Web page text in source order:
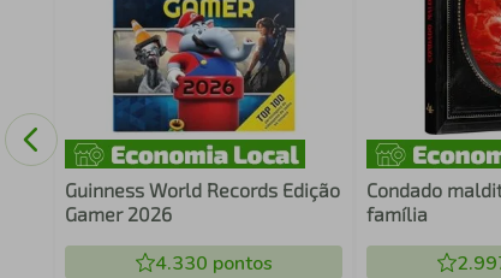
Guinness World Records Edição
Gamer 2026
4.330 pontos
Condado
família